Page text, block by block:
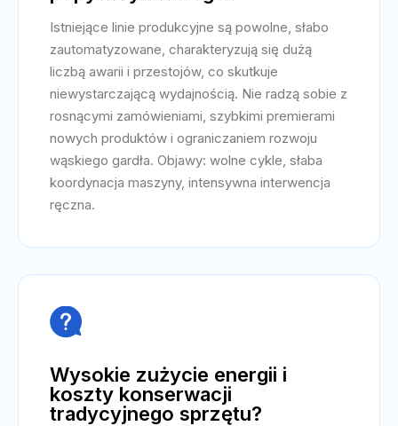
Istniejące linie produkcyjne są powolne, słabo
zautomatyzowane, charakteryzują się dużą
liczbą awarii i przestojów, co skutkuje
niewystarczającą wydajnością. Nie radzą sobie z
rosnącymi zamówieniami, szybkimi premierami
nowych produktów i ograniczaniem rozwoju
wąskiego gardła. Objawy: wolne cykle, słaba
koordynacja maszyny, intensywna interwencja
ręczna.

Wysokie zużycie energii i
koszty konserwacji
tradycyjnego sprzętu?